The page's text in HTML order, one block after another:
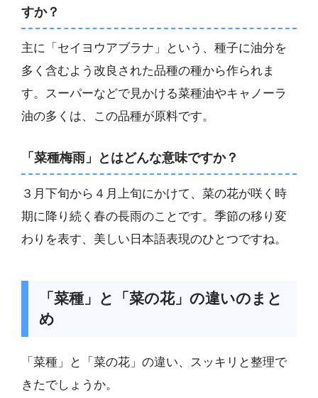
すか？
主に「セイヨウアブラナ」という、種子に油分を
多く含むよう改良された品種の種から作られま
す。スーパーなどで見かける菜種油やキャノーラ
油の多くは、この品種が原料です。
「菜種梅雨」とはどんな意味ですか？
３月下旬から４月上旬にかけて、菜の花が咲く時
期に降り続く春の長雨のことです。季節の移り変
わりを表す、美しい日本語表現のひとつですね。
「菜種」と「菜の花」の違いのまと
め
「菜種」と「菜の花」の違い、スッキリと整理で
きたでしょうか。